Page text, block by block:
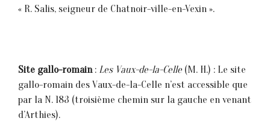
« R. Salis, seigneur de Chatnoir-ville-en-Vexin ».
Site gallo-romain : Les Vaux-de-la-Celle (M. H.) : Le site
gallo-romain des Vaux-de-la-Celle n’est accessible que
par la N. 183 (troisième chemin sur la gauche en venant
d’Arthies).